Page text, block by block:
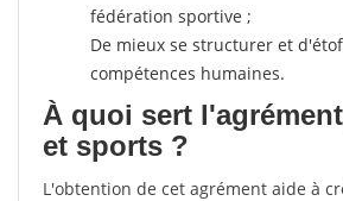
fédération sportive ;
De mieux se structurer et
compétences humaines.
À quoi sert
et sports ?
L'obtention de cet agrément aide à